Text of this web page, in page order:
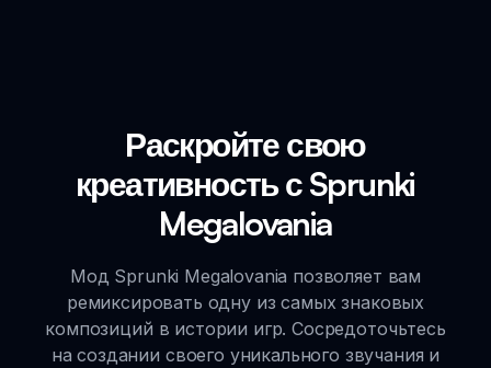
Раскройте свою
креативность с Sprunki
Megalovania
Мод Sprunki Megalovania позволяет вам
ремиксировать одну из самых знаковых
композиций в истории игр. Сосредоточьтесь
на создании своего уникального звучания и